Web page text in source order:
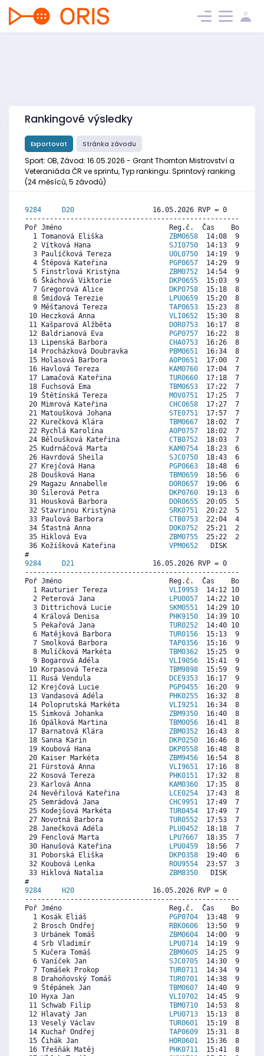
Rankingové výsledky
Exportovat Stránka závodu
Sport: OB, Závod: 16.05.2026 - Grant Thornton Mistrovství a
Veteraniáda ČR ve sprintu, Typ rankingu: Sprintový ranking
(24 měsíců, 5 závodů)
9284 D20
16.05.2026 RVP = 0     IP
Poř Jméno                          Reg.č.  Čas    Body
  1 Tomanová Eliška
ZBM0658
14:08  9714
  2 Vítková Hana
SJI0750
14:13  9657
  3 Paulíčková Tereza
UOL0750
14:19  9589
  4 Štěpová Kateřina
PGP0657
14:29  9476
  5 Finstrlová Kristýna
ZBM0752
14:54  9193
  6 Škáchová Viktorie
DKP0655
15:03  9091
  7 Gregorová Alice
DKP0758
15:18  8922
  8 Šmídová Terezie
LPU0659
15:20  8899
  9 Měšťanová Tereza
TAP0653
15:23  8865
10 Heczková Anna VLI0652
15:30  8786
11 Kašparová Alžběta
DOR0753
16:17  8254
12 Baldrianová Eva
PGP0757
16:22  8198
13 Lipenská Barbora CHA0753
16:26  8153
14 Procházková Doubravka
PBM0651
16:34  8062
15 Holasová Barbora AOP0651
17:00  7768
16 Havlová Tereza
KAM0760
17:04  7723
17 Lamačová Kateřina TUR0660
17:18  7564
18 Fuchsová Ema TBM0653
17:22  7519
19 Štětínská Tereza MOV0751
17:25  7485
20 Mimrová Kateřina CHC0658
17:27  7462
21 Matoušková Johana STE0751
17:57  7123
22 Kurečková Klára TBM0667
18:02  7067
22 Rychlá Karolína AOP0757
18:02  7067
24 Běloušková Kateřina CTB0752
18:03  7055
25 Kudrnáčová Marta
KAM0754
18:23  6829
26 Havrdová Sheila SJC0750
18:43  6603
27 Krejčová Hana
PGP0663
18:48  6546
28 Doušková Hana TBM0659
18:56  6456
29 Magazu Annabelle
DOR0657
19:06  6343
30 Šilerová Petra
DKP0760
19:13  6263
31 Housková Barbora
DOR0655
20:05  5675
32 Stavrinou Kristýna SRK0751
20:22  5483
33 Paulová Barbora CTB0753
22:04  4329
34 Šťastná Anna
DOK0752
25:21  2100
35 Hiklová Eva ZBM0755
25:22  2089
36 Kožíšková Kateřina VPM0652
DISK     0
9284
D21
16.05.2026 RVP = 0     IP
Poř Jméno                          Reg.č.  Čas    Body
  1 Rauturier Tereza
VLI9953
14:12 10640
  2 Peterová Jana
LPU0057
14:22 10518
  3 Dittrichová Lucie
SKM0551
14:29 10432
  4 Králová Denisa
PHK9150
14:39 10310
  5 Pekařová Jana
TUR0252
14:40 10298
  6 Matějková Barbora
TUR0156
15:13  9894
  7 Smolková Barbora
TAP0356
15:16  9857
  8 Mulíčková Markéta
TBM0362
15:25  9747
  9 Bogarová Adéla
VLI9056
15:41  9552
10 Korpasová Tereza TBM9898
15:59  9331
11 Rusá Vendula
DCE9353
16:17  9111
12 Krejčová Lucie
PGP0455
16:20  9075
13 Vandasová Adéla
PHK0255
16:32  8928
14 Poloprutská Markéta VLI9251
16:34  8903
15 Šimková Johanka ZBM9350
16:40  8830
16 Opálková Martina TBM0056
16:41  8818
17 Barnatová Klára ZBM0352
16:43  8793
18 Sanna Karin
DKP0250
16:46  8757
19 Koubová Hana
DKP0558
16:48  8732
20 Kaiser Markéta ZBM9456
16:54  8659
21 Fürstová Anna VLI9651
17:16  8390
22 Kosová Tereza
PHK0151
17:32  8194
23 Karlová Anna
KAM0360
17:35  8157
24 Nevěřilová Kateřina
LCE0254
17:43  8060
25 Semrádová Jana CHC9951
17:49  7986
25 Kodejšová Markéta TUR0454
17:49  7986
27 Novotná Barbora TUR0552
17:53  7937
28 Janečková Adéla
PLU0452
18:18  7631
29 Fenclová Marta
LPU7667
18:35  7424
30 Hanušová Kateřina
LPU0459
18:56  7167
31 Poborská Eliška
DKP0358
19:40  6629
32 Koubová Lenka
ROU9554
23:57  3486
33 Hiklová Natalia ZBM8350
DISK     0
9284
H20
16.05.2026 RVP = 0     IP
Poř Jméno                          Reg.č.  Čas    Body
  1 Kosák Eliáš
PGP0704
13:48  9736
  2 Brosch Ondřej
RBK0606
13:50  9713
  3 Urbánek Tomáš
ZBM0604
14:00  9596
  4 Srb Vladimír
LPU0714
14:19  9375
  5 Kučera Tomáš
ZBM0605
14:25  9306
  6 Vaníček Jan
SJC0705
14:30  9248
  7 Tomášek Prokop
TUR0711
14:34  9201
  8 Drahoňovský Tomáš
TUR0701
14:38  9155
  9 Štěpánek Jan
TBM0607
14:40  9131
10 Hyxa Jan VLI0702
14:45  9073
11 Schwab Filip TBM0710
14:53  8980
12 Hlavatý Jan
LPU0713
15:13  8748
13 Veselý Václav TUR0601
15:19  8678
14 Kuchař Ondřej TAP0609
15:31  8538
15 Čihák Jan
HOR0601
15:36  8480
16 Třešňák Matěj
PHK0711
15:41  8422